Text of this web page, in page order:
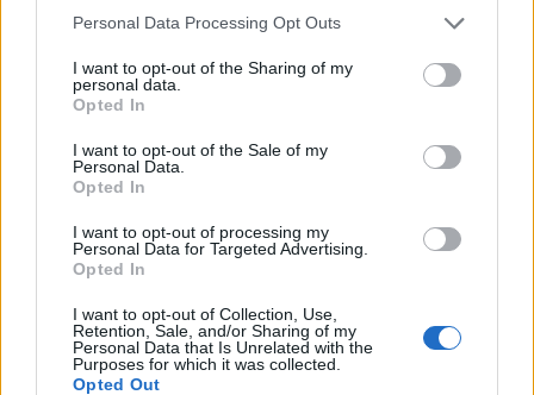
Please note that this website/app uses one or more Google
not limited to your visit or usage behaviour. You may click to
grant or deny consent to Google and its third-party tags to
use your data for below specified purposes in below Google
consent section.
Personal Data Processing Opt Outs
I want to opt-out of the Sharing of my
personal data.
Opted In
I want to opt-out of the Sale of my
Personal Data.
Opted In
I want to opt-out of processing my
Personal Data for Targeted Advertising.
Opted In
I want to opt-out of Collection, Use,
Retention, Sale, and/or Sharing of my
Personal Data that Is Unrelated with the
Purposes for which it was collected.
Opted Out
αίτηση και στο «Τουρισμός για
Όλους»
– Αναλυτικές οδηγίες
Τουρισμός για όλους: Αιτήσεις για